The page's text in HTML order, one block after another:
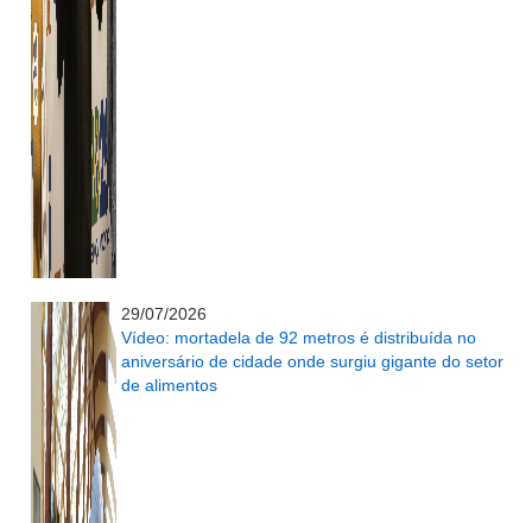
29/07/2026
Vídeo: mortadela de 92 metros é distribuída no
aniversário de cidade onde surgiu gigante do setor
de alimentos